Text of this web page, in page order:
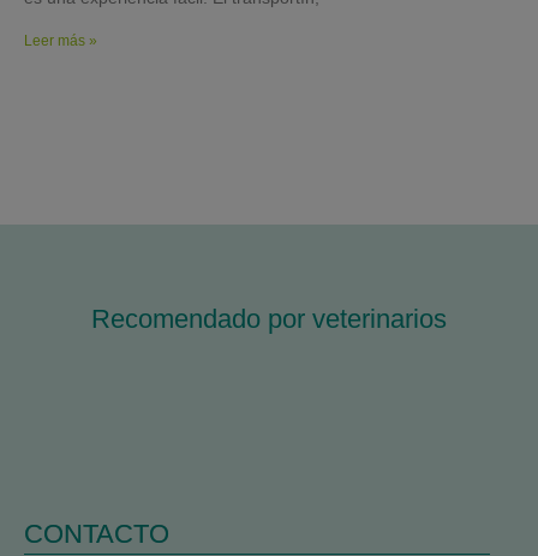
Leer más »
Recomendado por veterinarios
CONTACTO